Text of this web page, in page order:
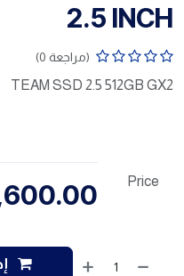
2.5 INCH
(مراجعة 0)
TEAM SSD 2.5 512GB GX2
Price